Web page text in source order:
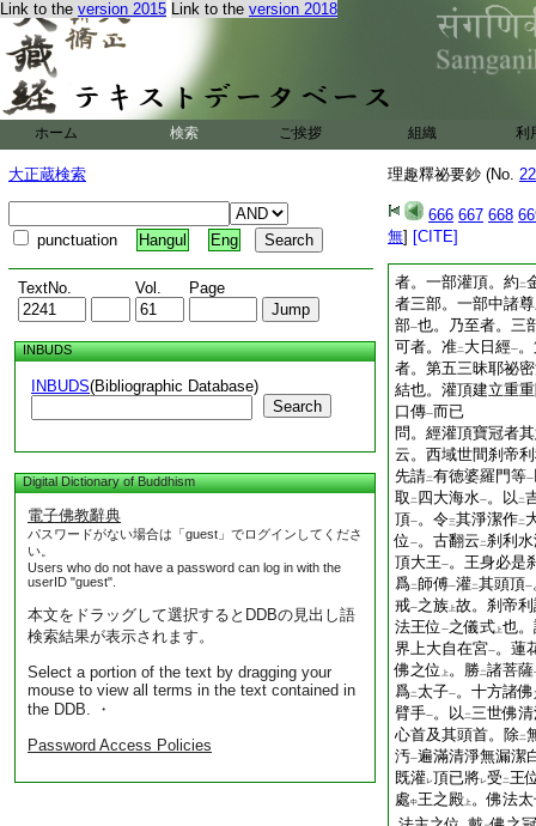
Link to the version 2015 Link to the version 2018
ホーム 検索 ご挨拶 組織 利
大正蔵検索
punctuation Hangul Eng
TextNo. Vol. Page
INBUDS
INBUDS(Bibliographic Database)
Search
Digital Dictionary of Buddhism
電子佛教辭典
パスワードがない場合は「guest」でログインしてくださ
い。
Users who do not have a password can log in with the
userID "guest".
本文をドラッグして選択するとDDBの見出し語
検索結果が表示されます。
Select a portion of the text by dragging your
mouse to view all terms in the text contained in
the DDB. ・
Password Access Policies
理趣釋祕要鈔 (No.
666 667 668
無] [CITE]
則共成二三十七位
傳云。入三昧耶智
加持弟子等者。受
金剛加持者。正入二
兩傳用捨可 尋 決
則堪任持明
等 者。
門灌頂也。大日經
疏下云。持明灌頂
者。一部灌頂。約 二
者三部。一部中諸
部一也。乃至者。三
可者。准二 大日經一
者。第五三昧耶祕
結也。灌頂建立重
口傳一而已
問。經灌頂寶冠者
云。西域世間刹帝
先請二有徳婆羅門等一
取 二 四大海水一。以 二
頂一。令三其淨潔作二
位 一。古翻云 二刹利
頂大王一。王身必是
爲二師傅一灌二其頭頂一
戒一之族 上故。刹帝
法王位 一之儀式 上也
界上大自在宮一。蓮
佛之位
上 。勝二諸菩薩
爲二太子一。十方諸
臂手一。以 二三世佛
心首及其頭首。除二
汚一遍滿清淨無漏潔
既灌レ頂已將レ受 二王
處中王之殿 上 。佛法